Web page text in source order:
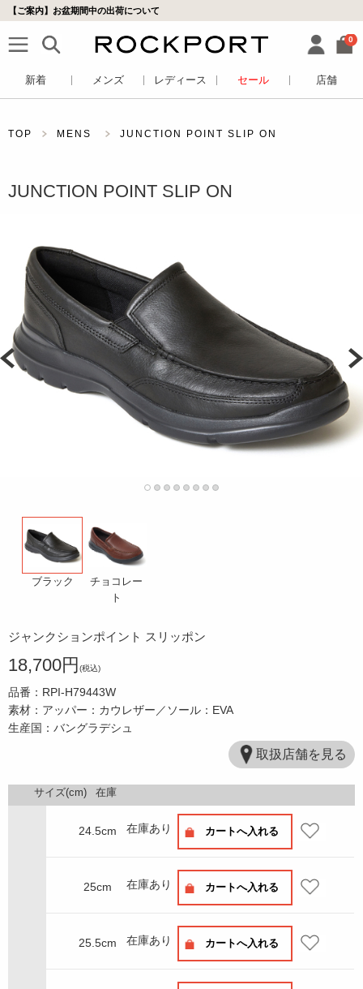
【ご案内】お盆期間中の出荷について
0
新着 メンズ レディース セール 店舗
TOP MENS JUNCTION POINT SLIP ON
JUNCTION POINT SLIP ON
ブラック
チョコレー
ト
ジャンクションポイント スリッポン
18,700円 (税込)
品番：RPI-H79443W
素材：アッパー：カウレザー／ソール：EVA
生産国：バングラデシュ
取扱店舗を見る
サイズ(cm) 在庫
24.5cm 在庫あり カートへ入れる
25cm 在庫あり カートへ入れる
25.5cm 在庫あり カートへ入れる